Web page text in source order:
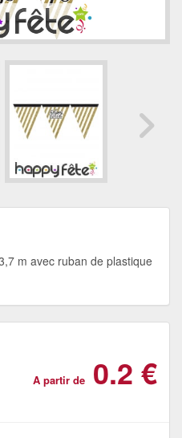
m avec ruban de plastique
A partir de 0.2 €